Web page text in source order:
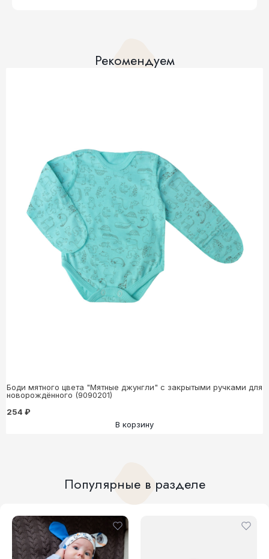
Рекомендуем
Боди мятного цвета "Мятные джунгли" с закрытыми ручками для
новорождённого (9090201)
254 ₽
В корзину
Популярные в разделе